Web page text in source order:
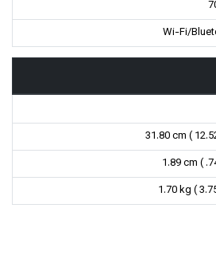
Wi-Fi/
31.80 cm (
1.89 cm (
1.70 kg (